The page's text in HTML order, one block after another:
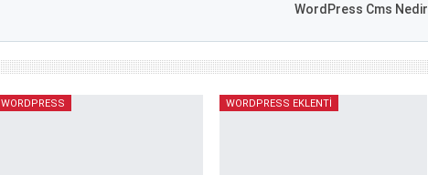
WordPress Cms Nedir
WORDPRESS WORDPRESS EKLENTI